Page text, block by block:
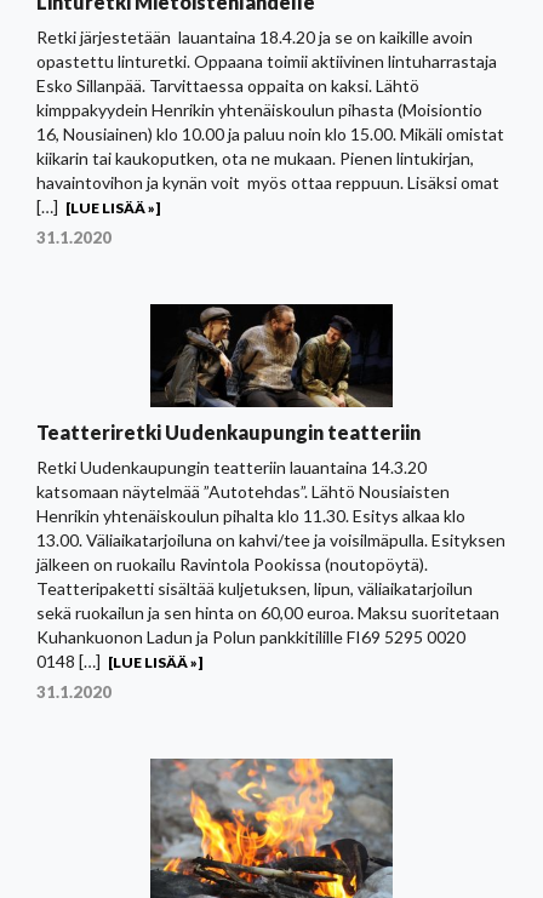
Retki järjestetään lauantaina 18.4.20 ja se on kaikille avoin
opastettu linturetki. Oppaana toimii aktiivinen lintuharrastaja
Esko Sillanpää. Tarvittaessa oppaita on kaksi. Lähtö
kimppakyydein Henrikin yhtenäiskoulun pihasta (Moisiontio
16, Nousiainen) klo 10.00 ja paluu noin klo 15.00. Mikäli omistat
kiikarin tai kaukoputken, ota ne mukaan. Pienen lintukirjan,
havaintovihon ja kynän voit myös ottaa reppuun. Lisäksi omat
[…] [LUE LISÄÄ »]
31.1.2020
Teatteriretki Uudenkaupungin teatteriin
Retki Uudenkaupungin teatteriin lauantaina 14.3.20
katsomaan näytelmää ”Autotehdas”. Lähtö Nousiaisten
Henrikin yhtenäiskoulun pihalta klo 11.30. Esitys alkaa klo
13.00. Väliaikatarjoiluna on kahvi/tee ja voisilmäpulla. Esityksen
jälkeen on ruokailu Ravintola Pookissa (noutopöytä).
Teatteripaketti sisältää kuljetuksen, lipun, väliaikatarjoilun
sekä ruokailun ja sen hinta on 60,00 euroa. Maksu suoritetaan
Kuhankuonon Ladun ja Polun pankkitilille FI69 5295 0020
0148 […] [LUE LISÄÄ »]
31.1.2020